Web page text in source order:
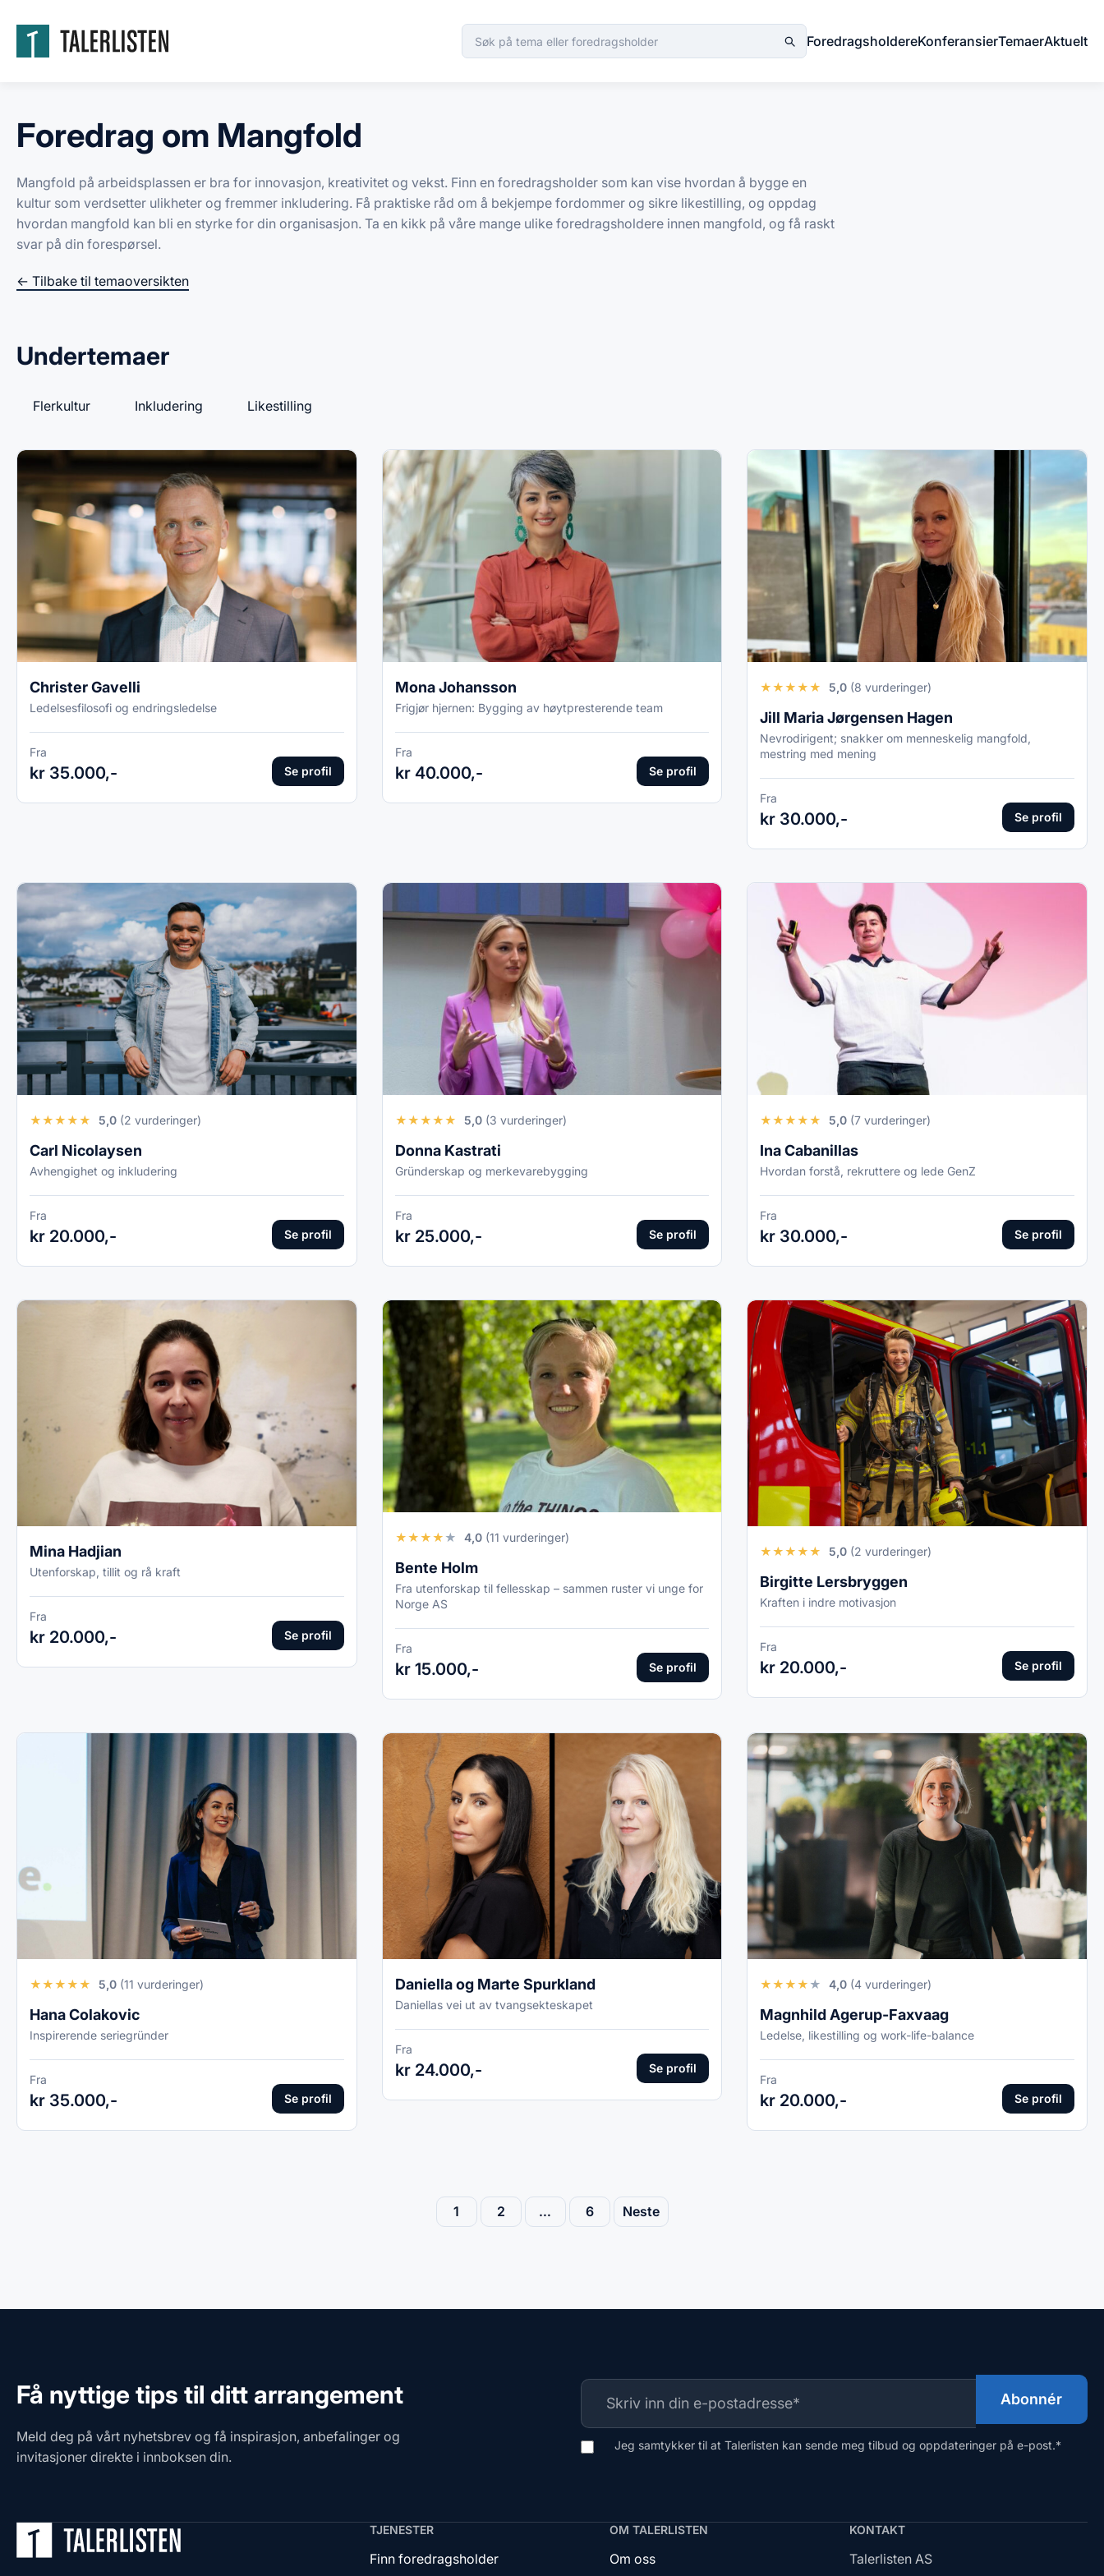
ForedragsholdereKonferansierTemaerAktuelt
Foredrag om Mangfold
Mangfold på arbeidsplassen er bra for innovasjon, kreativitet og vekst. Finn en foredragsholder som kan vise hvordan å bygge en
kultur som verdsetter ulikheter og fremmer inkludering. Få praktiske råd om å bekjempe fordommer og sikre likestilling, og oppdag
hvordan mangfold kan bli en styrke for din organisasjon. Ta en kikk på våre mange ulike foredragsholdere innen mangfold, og få raskt
svar på din forespørsel.
← Tilbake til temaoversikten
Undertemaer
Flerkultur Inkludering Likestilling
Christer Gavelli
Ledelsesfilosofi og endringsledelse
Fra
kr 35.000,- Se profil
Mona Johansson
Frigjør hjernen: Bygging av høytpresterende team
Fra
kr 40.000,- Se profil
★★★★★ 5,0 (8 vurderinger)
Jill Maria Jørgensen Hagen
Nevrodirigent; snakker om menneskelig mangfold,
mestring med mening
Fra
kr 30.000,- Se profil
★★★★★ 5,0 (2 vurderinger)
Carl Nicolaysen
Avhengighet og inkludering
Fra
kr 20.000,- Se profil
★★★★★ 5,0 (3 vurderinger)
Donna Kastrati
Gründerskap og merkevarebygging
Fra
kr 25.000,- Se profil
★★★★★ 5,0 (7 vurderinger)
Ina Cabanillas
Hvordan forstå, rekruttere og lede GenZ
Fra
kr 30.000,- Se profil
Mina Hadjian
Utenforskap, tillit og rå kraft
Fra
kr 20.000,- Se profil
★★★★ ★ 4,0 (11 vurderinger)
Bente Holm
Fra utenforskap til fellesskap – sammen ruster vi unge for
Norge AS
Fra
kr 15.000,- Se profil
★★★★★ 5,0 (2 vurderinger)
Birgitte Lersbryggen
Kraften i indre motivasjon
Fra
kr 20.000,- Se profil
★★★★★ 5,0 (11 vurderinger)
Hana Colakovic
Inspirerende seriegründer
Fra
kr 35.000,- Se profil
Daniella og Marte Spurkland
Daniellas vei ut av tvangsekteskapet
Fra
kr 24.000,- Se profil
★★★★ ★ 4,0 (4 vurderinger)
Magnhild Agerup-Faxvaag
Ledelse, likestilling og work-life-balance
Fra
kr 20.000,- Se profil
1 2 … 6 Neste
Få nyttige tips til ditt arrangement
Meld deg på vårt nyhetsbrev og få inspirasjon, anbefalinger og
invitasjoner direkte i innboksen din.
Jeg samtykker til at Talerlisten kan sende meg tilbud og oppdateringer på e-post.*
TJENESTER
Finn foredragsholder
OM TALERLISTEN
Om oss
KONTAKT
Talerlisten AS